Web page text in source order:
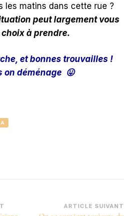
les matins dans cette rue ?
peut largement vous
à prendre.
et bonnes trouvailles !
on déménage 😛
ARTICLE SUIVANT